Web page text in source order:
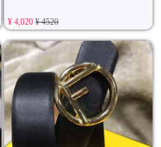
¥ 4,020¥ 4520